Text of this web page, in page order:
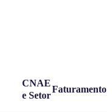
CNAE
e Setor
Faturamento